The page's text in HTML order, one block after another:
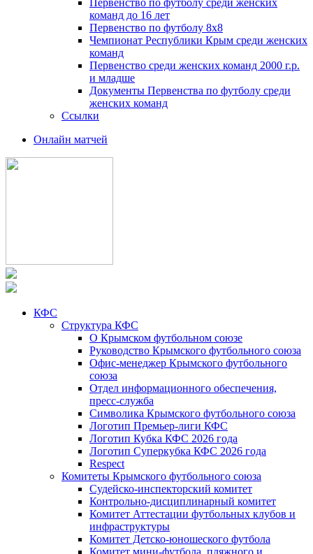
Первенство по футболу среди женских
команд до 16 лет
Первенство по футболу 8х8
Чемпионат Республики Крым среди женских
команд
Первенство среди женских команд 2000 г.р.
и младше
Документы Первенства по футболу среди
женских команд
Ссылки
Онлайн матчей
КФС
Структура КФС
О Крымском футбольном союзе
Руководство Крымского футбольного союза
Офис-менеджер Крымского футбольного
союза
Отдел информационного обеспечения,
пресс-служба
Символика Крымского футбольного союза
Логотип Премьер-лиги КФС
Логотип Кубка КФС 2026 года
Логотип Суперкубка КФС 2026 года
Respect
Комитеты Крымского футбольного союза
Судейско-инспекторский комитет
Контрольно-дисциплинарный комитет
Комитет Аттестации футбольных клубов и
инфраструктуры
Комитет Детско-юношеского футбола
Комитет мини-футбола, пляжного и